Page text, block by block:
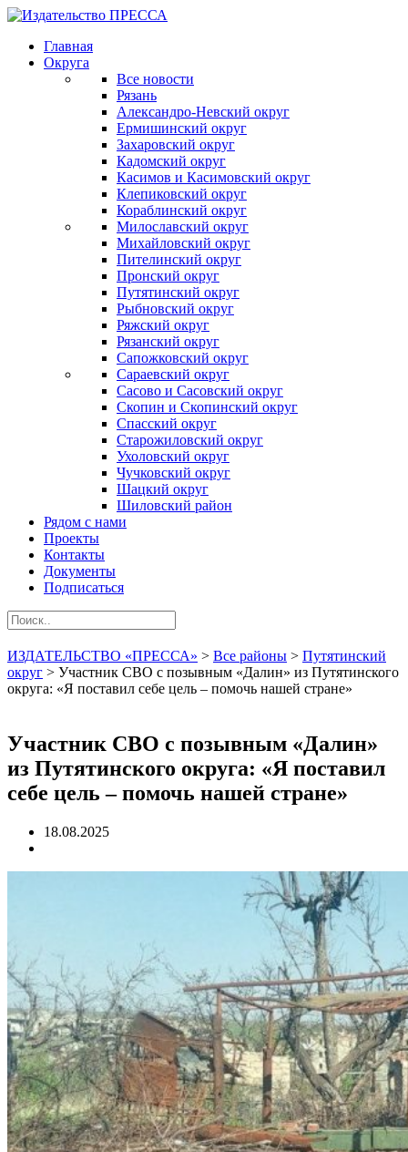
Главная
Округа
Все новости
Рязань
Александро-Невский округ
Ермишинский округ
Захаровский округ
Кадомский округ
Касимов и Касимовский округ
Клепиковский округ
Кораблинский округ
Милославский округ
Михайловский округ
Пителинский округ
Пронский округ
Путятинский округ
Рыбновский округ
Ряжский округ
Рязанский округ
Сапожковский округ
Сараевский округ
Сасово и Сасовский округ
Скопин и Скопинский округ
Спасский округ
Старожиловский округ
Ухоловский округ
Чучковский округ
Шацкий округ
Шиловский район
Рядом с нами
Проекты
Контакты
Документы
Подписаться
ИЗДАТЕЛЬСТВО «ПРЕССА» > Все районы > Путятинский
округ > Участник СВО с позывным «Далин» из Путятинского
округа: «Я поставил себе цель – помочь нашей стране»
Участник СВО с позывным «Далин»
из Путятинского округа: «Я поставил
себе цель – помочь нашей стране»
18.08.2025